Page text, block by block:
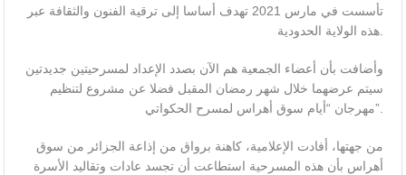
تأسست في مارس 2021 تهدف أساسا إلى ترقية الفنون والثقافة عبر
هذه الولاية الحدودية.
وأضافت بأن أعضاء الجمعية هم الآن بصدد الإعداد لمسرحيتين جديدتين
سيتم عرضهما خلال شهر رمضان المقبل فضلا عن مشروع لتنظيم
مهرجان “أيام سوق أهراس لمسرح الحكواتي”.
من جهتها، أفادت الإعلامية، كاهنة برواق من إذاعة الجزائر من سوق
أهراس بأن هذه المسرحية استطاعت أن تجسد عادات وتقاليد الأسرة